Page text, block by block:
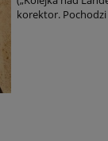
korektor. Pochodzi